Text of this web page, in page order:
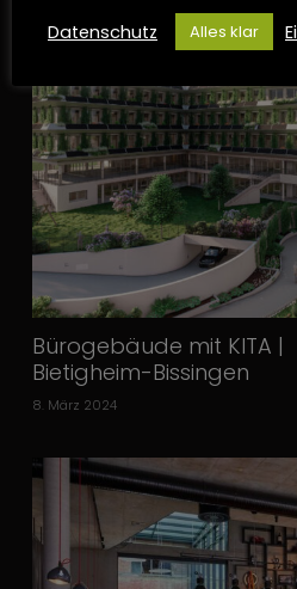
Bürogebäude mit KITA |
Bietigheim-Bissingen
8. März 2024
Datenschutz
Alles klar